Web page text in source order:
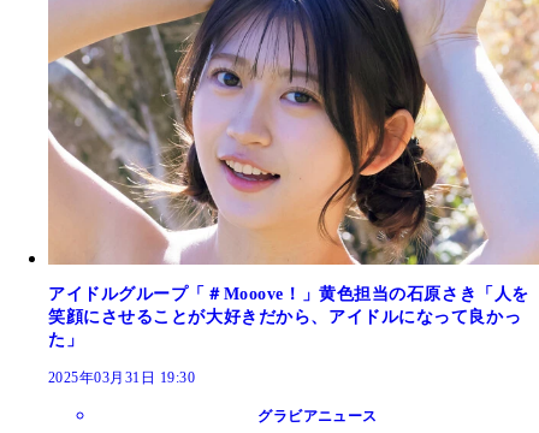
アイドルグループ「＃Mooove！」黄色担当の石原さき「人を
笑顔にさせることが大好きだから、アイドルになって良かっ
た」
2025年03月31日 19:30
グラビアニュース